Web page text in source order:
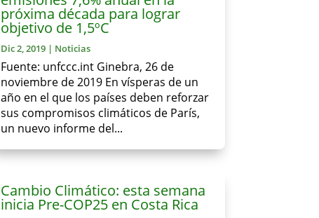
próxima década para lograr
objetivo de 1,5ºC
Dic 2, 2019 | Noticias
Fuente: unfccc.int Ginebra, 26 de
noviembre de 2019 En vísperas de un
año en el que los países deben reforzar
sus compromisos climáticos de París,
un nuevo informe del...
Cambio Climático: esta semana
inicia Pre-COP25 en Costa Rica